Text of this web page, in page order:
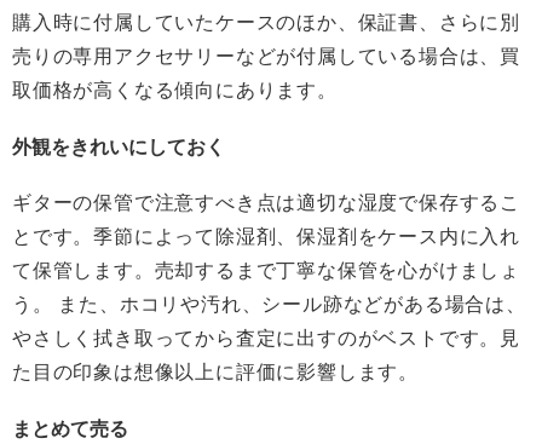
購入時に付属していたケースのほか、保証書、さらに別
売りの専用アクセサリーなどが付属している場合は、買
取価格が高くなる傾向にあります。
外観をきれいにしておく
ギターの保管で注意すべき点は適切な湿度で保存するこ
とです。季節によって除湿剤、保湿剤をケース内に入れ
て保管します。売却するまで丁寧な保管を心がけましょ
う。 また、ホコリや汚れ、シール跡などがある場合は、
やさしく拭き取ってから査定に出すのがベストです。見
た目の印象は想像以上に評価に影響します。
まとめて売る